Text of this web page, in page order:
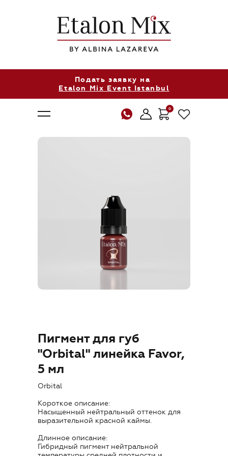
Подать заявку на
Etalon Mix Event Istanbul
0
Продукция
Где купить
Обучение
Блог
+7 (800) 707-50-92
Пигмент для губ
"Orbital" линейка Favor,
5 мл
Orbital
Короткое описание:
Насыщенный нейтральный оттенок для
выразительной красной каймы.
Длинное описание:
Гибридный пигмент нейтральной